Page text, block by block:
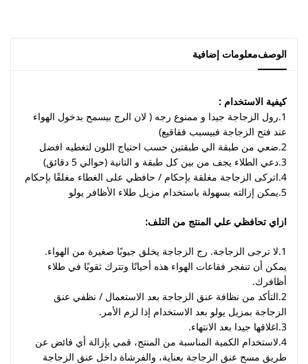
الوصفمعلومات إضافية
كيفية الاستخدام :
1.رول الزجاجة جيدا و ممنوع رجه ( لان الرج بيسمح بدخول الهواء
عند فتح الزجاجة فبيسبب فقاقيع)
2.ضعي من طبقة الي طبقتين حسب احتياج اللون لتغطيه افضل
3.دعي الطلاء يجف من بين كل طبقة و التانية (حوالي 5 دقائق)
4.اتركى الزجاجة مغلقة بإحكام / حافظي على الغطاء مغلقًا بإحكام
5.يمكن إزالته بسهولة باستخدام مزيل طلاء الأظافر يولو
ازاي تحافظي علي المنتج من التلف:
1.لا ترجى الزجاجة. رج الزجاجة يخلق جيوبًا صغيرة من الهواء.
يمكن أن تنفجر فقاعات الهواء هذه أحيانًا وتترك ثقوبًا في طلاء
أظافرك.
2.التأكد من نظافة عنق الزجاجة بعد الاستعمال / نظفي عنق
الزجاجة بمزيل يولو بعد الاستخدام إذا لزم الأمر.
3.اغلاقها جيدا بعد الانتهاء.
4.لاستخدام الكمية المناسبة من المنتج، قمي بإزالة أي فائض عن
طريق مسح عنق الزجاجة بعناية، والفرشاة داخل عنق الزجاجة